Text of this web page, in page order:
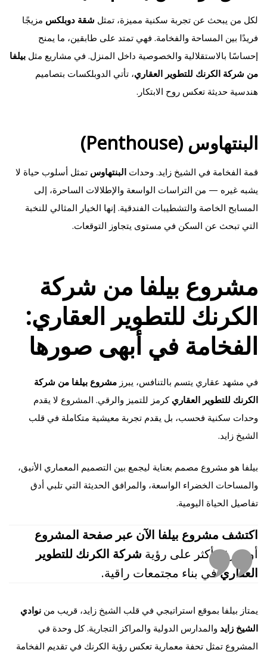
لكل من يبحث عن تجربة سكنية مميزة، تمثل شقة دوبلكس مزيجًا
فريدًا بين المساحة والفخامة. فهي تمتد على طابقين، ما يمنح
إحساسًا بالاستقلالية والخصوصية داخل المنزل. في مشاريع مثل بيلفا
من شركة الكرنك للتطوير العقاري، تأتي الدوبلكسات بتصاميم
هندسية حديثة تعكس روح الابتكار.
البنتهاوس (Penthouse)
قمة الفخامة في الشيخ زايد. وحدات البنتهاوس تمثل أسلوب حياة لا
يشبه غيره — من التراسات الواسعة والإطلالات الساحرة، إلى
المسابح الخاصة والتشطيبات الفندقية. إنها الخيار المثالي للنخبة
التي تبحث عن السكن في مستوى يتجاوز التوقعات.
مشروع بيلفا من شركة
الكرنك للتطوير العقاري:
الفخامة في أبهى صورها
في مشهد عقاري يتسم بالتنافس، يبرز مشروع بيلفا من شركة
الكرنك للتطوير العقاري كرمز للتميز والرقي. المشروع لا يقدم
وحدات سكنية فحسب، بل يقدم تجربة معيشية متكاملة في قلب
الشيخ زايد.
بيلفا هو مشروع مصمم بعناية ليجمع بين التصميم المعماري الأنيق،
والمساحات الخضراء الواسعة، والمرافق الحديثة التي تلبي أدق
تفاصيل الحياة اليومية.
اكتشف مشروع بيلفا الآن عبر صفحة المشروع
أو تعرف أكثر على رؤية شركة الكرنك للتطوير
العقاريفي بناء مجتمعات راقية.
يمتاز بيلفا بموقع استراتيجي في قلب الشيخ زايد، قريب من نوادي
الشيخ زايد والمدارس الدولية والمراكز التجارية. كل وحدة في
المشروع تمثل تحفة معمارية تعكس رؤية الكرنك في تقديم الفخامة